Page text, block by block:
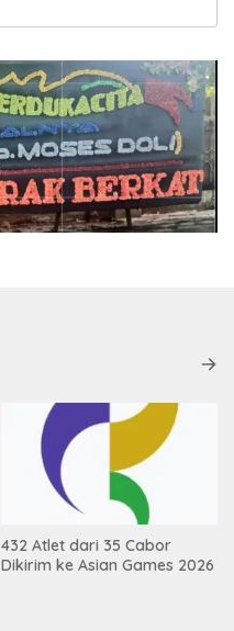
432 Atlet dari 35 Cabor
Dikirim ke Asian Games 2026